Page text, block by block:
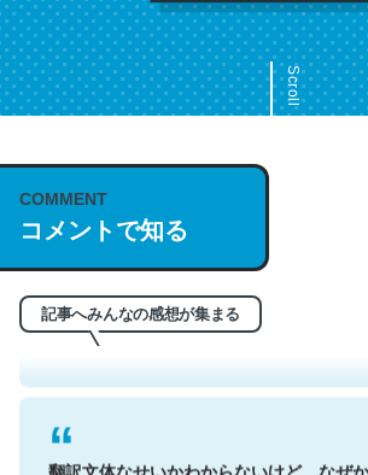
Scroll
COMMENT
コメントで知る
記事へみんなの感想が集まる
う。英語少しでも読める人は原文もお勧め
れ好き。Let’s Fucking Go. Then Covid
─今のこの状況が信じられるかい？ by ラーズ・ヌ
翻訳文体なせいかわからないけど、なぜ